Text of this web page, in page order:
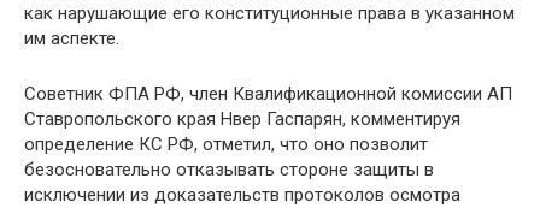
как нарушающие его конституционные права в указанном
им аспекте.
Советник ФПА РФ, член Квалификационной комиссии АП
Ставропольского края Нвер Гаспарян, комментируя
определение КС РФ, отметил, что оно позволит
безосновательно отказывать стороне защиты в
исключении из доказательств протоколов осмотра